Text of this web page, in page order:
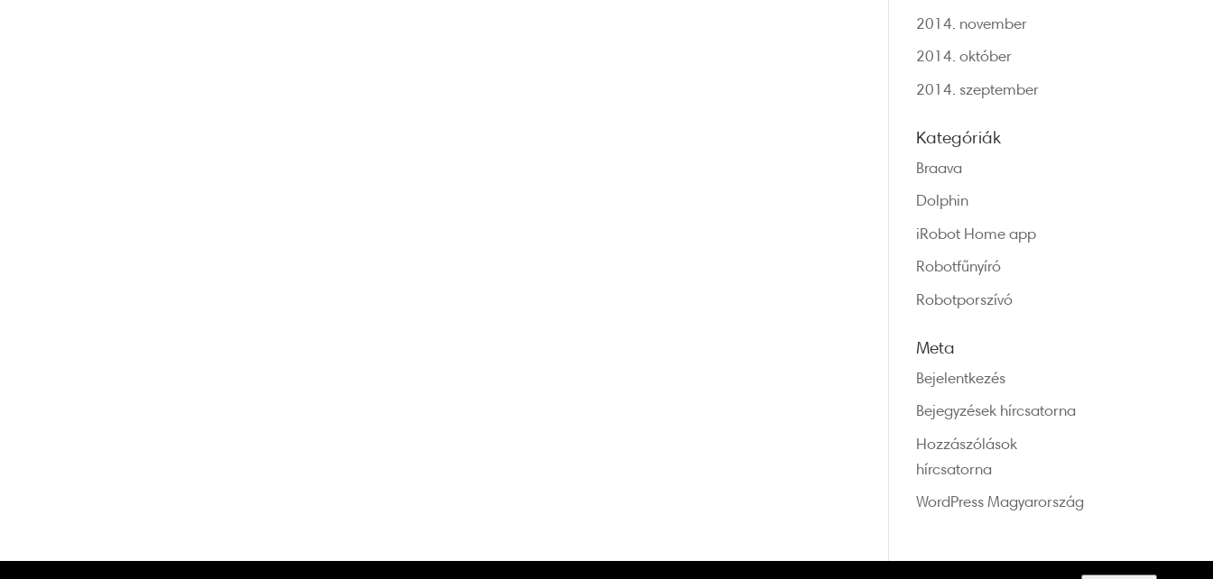
2014. november
2014. október
2014. szeptember
Kategóriák
Braava
Dolphin
iRobot Home app
Robotfűnyíró
Robotporszívó
Meta
Bejelentkezés
Bejegyzések hírcsatorna
Hozzászólások
hírcsatorna
WordPress Magyarország